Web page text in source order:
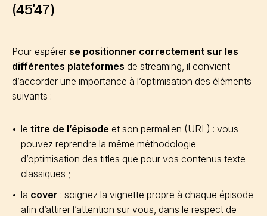
(45’47)
Pour espérer se positionner correctement sur les
différentes plateformes de streaming, il convient
d’accorder une importance à l’optimisation des éléments
suivants :
le titre de l’épisode et son permalien (URL) : vous
pouvez reprendre la même méthodologie
d’optimisation des titles que pour vos contenus texte
classiques ;
la cover : soignez la vignette propre à chaque épisode
afin d’attirer l’attention sur vous, dans le respect de